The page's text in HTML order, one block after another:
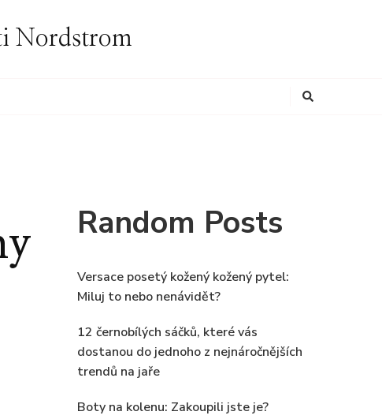
Nordstrom
Random Posts
Versace posetý kožený kožený pytel:
Miluj to nebo nenávidět?
12 černobílých sáčků, které vás
dostanou do jednoho z nejnáročnějších
trendů na jaře
Boty na kolenu: Zakoupili jste je?